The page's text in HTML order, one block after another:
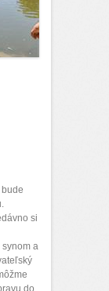
si
a
do